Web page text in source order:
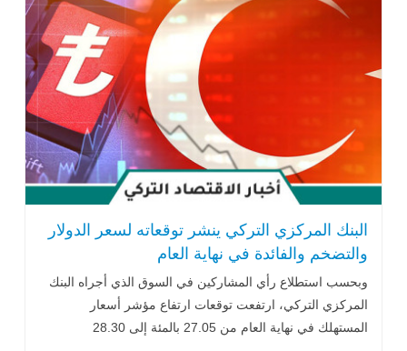
البنك المركزي التركي ينشر توقعاته لسعر الدولار
والتضخم والفائدة في نهاية العام
وبحسب استطلاع رأي المشاركين في السوق الذي أجراه البنك
المركزي التركي، ارتفعت توقعات ارتفاع مؤشر أسعار
المستهلك في نهاية العام من 27.05 بالمئة إلى 28.30